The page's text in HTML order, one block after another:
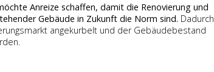
Anreize schaffen, damit die Renovierung und
Gebäude in Zukunft die Norm sind. Dadurch
angekurbelt und der Gebäudebestand